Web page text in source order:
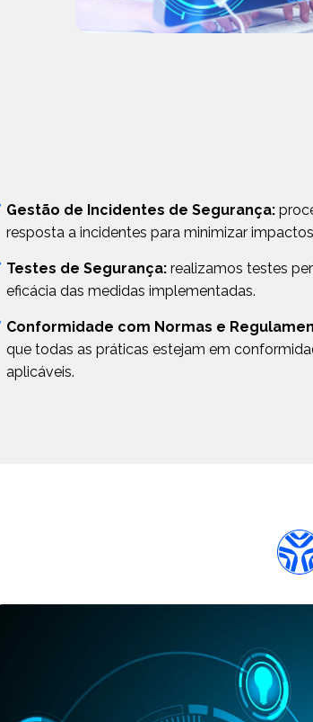
Gestão de Incidentes de Segurança:
resposta a incidentes para minimizar
Testes de Segurança: realizamos testes
eficácia das medidas implementadas.
Conformidade com Normas e
que todas as práticas estejam em
aplicáveis.